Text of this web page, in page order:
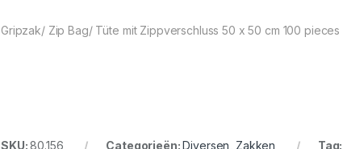
Gripzak/ Zip Bag/ Tüte mit Zippverschluss 50 x 50 cm 100 pieces
SKU:80.156 Categorieën: Diversen, Zakken Tag: